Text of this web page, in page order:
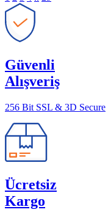
Güvenli
Alışveriş
256 Bit SSL & 3D Secure
Ücretsiz
Kargo